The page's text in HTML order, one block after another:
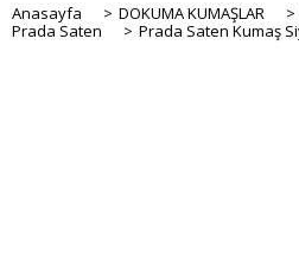
Anasayfa > DOKUMA KUMAŞLAR >
Prada Saten
> Prada Saten Kumaş